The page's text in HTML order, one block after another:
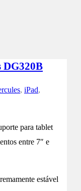
DG320B
, iPad,
para tablet
entre 7″ e
estável